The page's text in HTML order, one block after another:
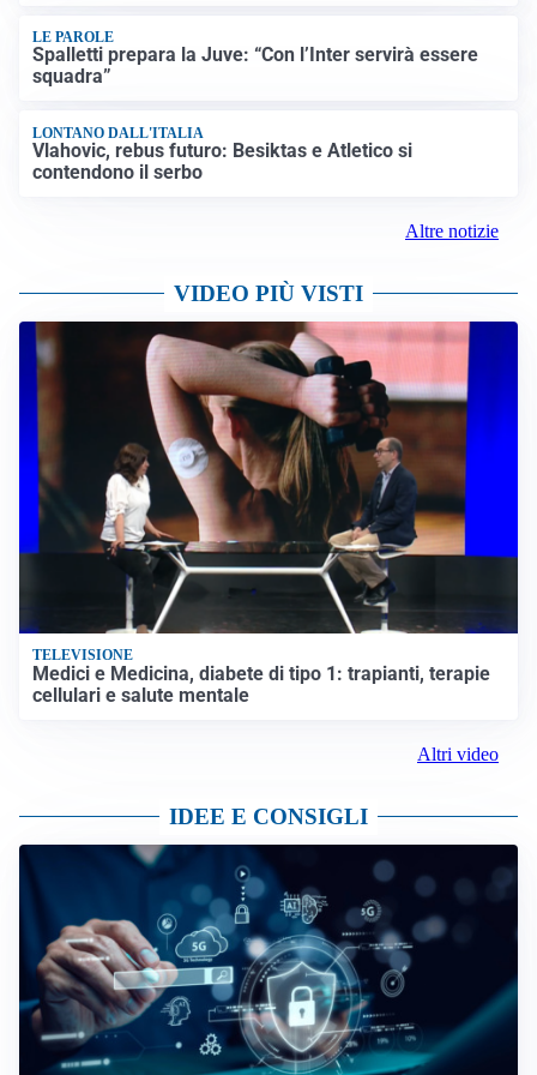
LE PAROLE
Spalletti prepara la Juve: “Con l’Inter servirà essere
squadra”
LONTANO DALL'ITALIA
Vlahovic, rebus futuro: Besiktas e Atletico si
contendono il serbo
Altre notizie
VIDEO PIÙ VISTI
TELEVISIONE
Medici e Medicina, diabete di tipo 1: trapianti, terapie
cellulari e salute mentale
Altri video
IDEE E CONSIGLI